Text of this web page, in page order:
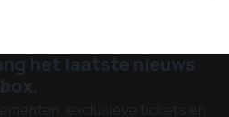
het laatste nieuws
exclusieve tickets en